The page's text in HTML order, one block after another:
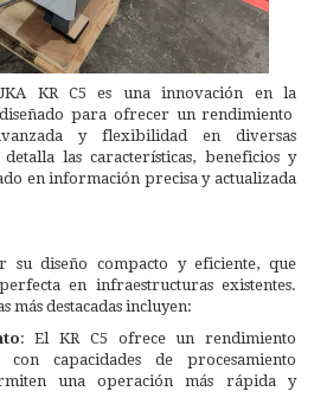
KR C5 es una innovación en la
para ofrecer un rendimiento
y flexibilidad en diversas
las características, beneficios y
en información precisa y actualizada
su diseño compacto y eficiente, que
en infraestructuras existentes.
más destacadas incluyen:
: El KR C5 ofrece un rendimiento
con capacidades de procesamiento
una operación más rápida y